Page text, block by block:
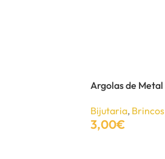
Argolas de Metal
Bijutaria, Brincos
3,00€